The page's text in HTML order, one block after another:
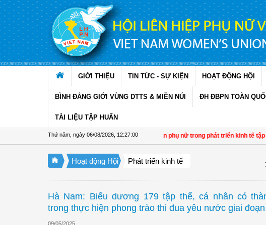
Truy cập nội dung luôn
GIỚI THIỆU TIN TỨC - SỰ KIỆN HOẠT ĐỘNG HỘI
BÌNH ĐẲNG GIỚI VÙNG DTTS & MIỀN NÚI ĐH ĐBPN TOÀN
TÀI LIỆU TẬP HUẤN
Thứ năm, ngày 06/08/2026 12:27:00
Đề án 01: Dấu ấn phụ nữ trong phát triển kinh tế tập thể
Hoạt động Hội Phát triển kinh tế
Hà Nam: Biểu dương 179 tập thể, cá nhân có
trong thực hiện phong trào thi đua yêu nước giai
09/05/2025